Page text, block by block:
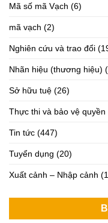
Mã số mã Vạch (6)
mã vạch (2)
Nghiên cứu và trao đổi
Nhãn hiệu (thương hiệu)
Sở hữu tuệ (26)
Thực thi và bảo vệ quyền
Tin tức (447)
Tuyển dụng (20)
Xuất cảnh – Nhập cảnh